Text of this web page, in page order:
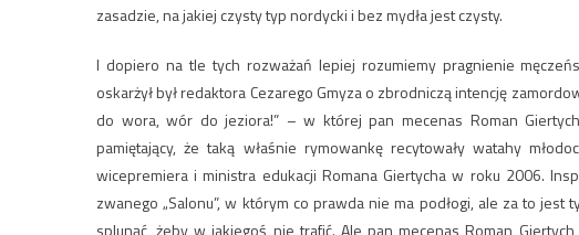
zasadzie, na jakiej czysty typ nordycki i bez mydła jest czysty.
I dopiero na tle tych rozważań lepiej rozumiemy pragnienie
oskarżył był redaktora Cezarego Gmyza o zbrodniczą intencję
do wora, wór do jeziora!” – w której pan mecenas Roman
pamiętający, że taką właśnie rymowankę recytowały watahy
wicepremiera i ministra edukacji Romana Giertycha w roku 2006.
zwanego „Salonu”, w którym co prawda nie ma podłogi, ale za to
splunąć, żeby w jakiegoś nie trafić. Ale pan mecenas Roman